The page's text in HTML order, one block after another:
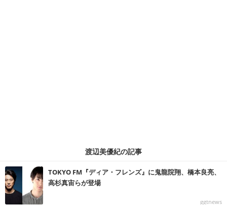
渡辺美優紀の記事
TOKYO FM『ディア・フレンズ』に鬼龍院翔、橋本良亮、
高杉真宙らが登場
ggtnews